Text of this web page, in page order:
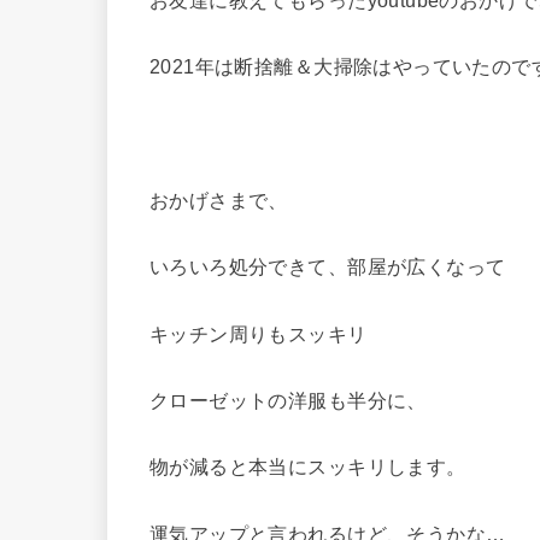
2021年は断捨離＆大掃除はやっていたので
おかげさまで、
いろいろ処分できて、部屋が広くなって
キッチン周りもスッキリ
クローゼットの洋服も半分に、
物が減ると本当にスッキリします。
運気アップと言われるけど、そうかな…